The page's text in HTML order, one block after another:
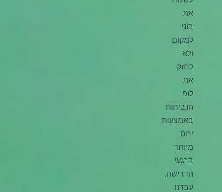
את
בוני
למקום
ולא
לחזק
את
לופ
הנביחות
באמצעות
יחס
מיותר
ברגעי
הדרישה.
עבדנו